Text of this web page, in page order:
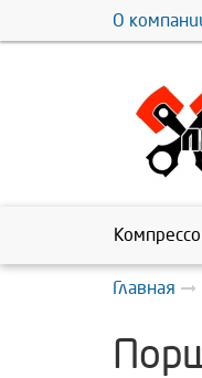
О
Главная